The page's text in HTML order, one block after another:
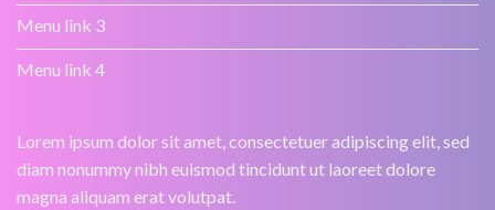
Menu link 3
Menu link 4
Lorem ipsum dolor sit amet, consectetuer adipiscing elit, sed
diam nonummy nibh euismod tincidunt ut laoreet dolore
magna aliquam erat volutpat.